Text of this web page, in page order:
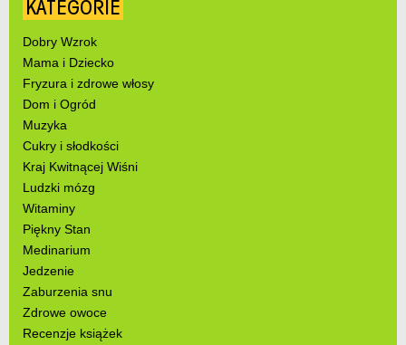
KATEGORIE
Dobry Wzrok
Mama i Dziecko
Fryzura i zdrowe włosy
Dom i Ogród
Muzyka
Cukry i słodkości
Kraj Kwitnącej Wiśni
Ludzki mózg
Witaminy
Piękny Stan
Medinarium
Jedzenie
Zaburzenia snu
Zdrowe owoce
Recenzje książek